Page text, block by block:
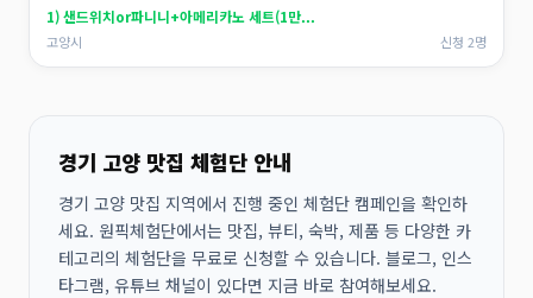
1) 샌드위치or파니니+아메리카노 세트(1만...
고양시 신청 2명
경기 고양 맛집 체험단 안내
경기 고양 맛집 지역에서 진행 중인 체험단 캠페인을 확인하
세요. 원픽체험단에서는 맛집, 뷰티, 숙박, 제품 등 다양한 카
테고리의 체험단을 무료로 신청할 수 있습니다. 블로그, 인스
타그램, 유튜브 채널이 있다면 지금 바로 참여해보세요.